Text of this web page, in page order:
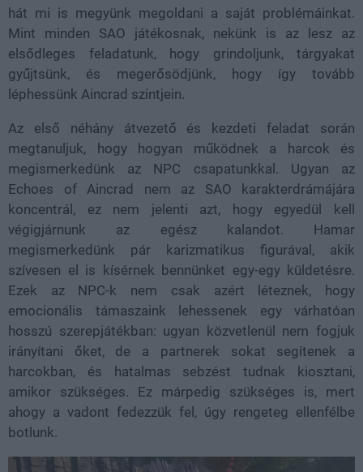
hát mi is megyünk megoldani a saját problémáinkat.
Mint minden SAO játékosnak, nekünk is az lesz az
elsődleges feladatunk, hogy grindoljunk, tárgyakat
gyűjtsünk, és megerősödjünk, hogy így tovább
léphessünk Aincrad szintjein.
Az első néhány átvezető és kezdeti feladat során
megtanuljuk, hogy hogyan működnek a harcok és
megismerkedünk az NPC csapatunkkal. Ugyan az
Echoes of Aincrad nem az SAO karakterdrámájára
koncentrál, ez nem jelenti azt, hogy egyedül kell
végigjárnunk az egész kalandot. Hamar
megismerkedünk pár karizmatikus figurával, akik
szívesen el is kísérnek bennünket egy-egy küldetésre.
Ezek az NPC-k nem csak azért léteznek, hogy
emocionális támaszaink lehessenek egy várhatóan
hosszú szerepjátékban: ugyan közvetlenül nem fogjuk
irányítani őket, de a partnerek sokat segítenek a
harcokban, és hatalmas sebzést tudnak kiosztani,
amikor szükséges. Ez márpedig szükséges is, mert
ahogy a vadont fedezzük fel, úgy rengeteg ellenfélbe
botlunk.